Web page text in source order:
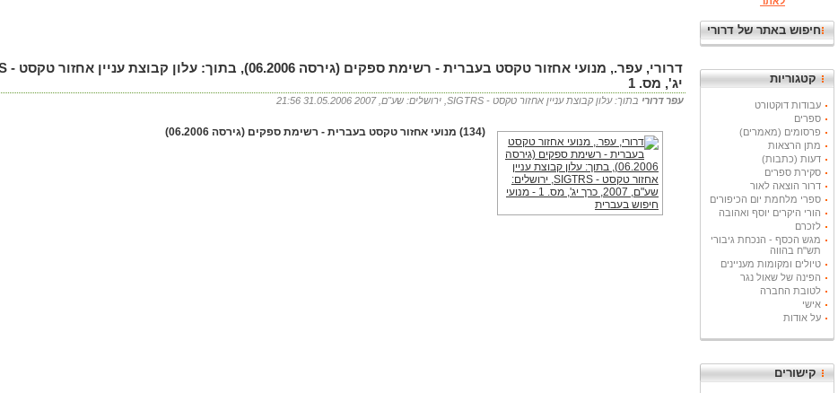
חיפוש באתר של דרורי
קטגוריות
עבודות דוקטורט
ספרים
פרסומים (מאמרים)
מתן הרצאות
דעות (כתבות)
סקירת ספרים
דרור הוצאה לאור
ספרי מלחמת יום הכיפורים
הורי היקרים יוסף ואהובה
לזכרם
מגש הכסף - הנכחת גיבורי
תש"ח בהווה
טיולים ומקומות מעניינים
הפינה של שאול נגר
לטובת החברה
אישי
על אודות
קישורים
יג', מס. 1
עפר דרורי בתוך: עלון קבוצת עניין אחזור טקסט - SIGTRS, ירושלים: שע"ם, 2007 31.05.2006 21:56
(134) מנועי אחזור טקסט בעברית - רשימת ספקים (גירסה 06.2006)